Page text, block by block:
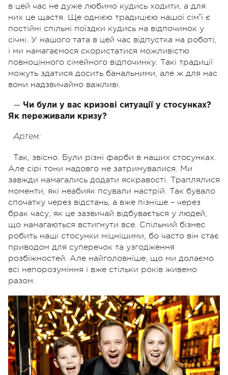
в цей час не дуже любимо кудись ходити, а для
них це щастя. Ще однією традицією нашої сімʼї є
постійні спільні поїздки кудись на відпочинок у
січні. У нашого тата в цей час відпустка на роботі,
і ми намагаємося скористатися можливістю
повноцінного сімейного відпочинку. Такі традиції
можуть здатися досить банальними, але ж для нас
вони надзвичайно важливі.
— Чи були у вас кризові ситуації у стосунках?
Як переживали кризу?
Артем:
Так, звісно. Були різні фарби в наших стосунках.
Але сірі тони надовго не затримувалися. Ми
завжди намагались додати яскравості. Траплялися
моменти, які неабияк псували настрій. Так бувало
спочатку через відстань, а вже пізніше – через
брак часу, як це зазвичай відбувається у людей,
що намагаються встигнути все. Спільний бізнес
робить наші стосунки міцнішими, бо часто він стає
приводом для суперечок та узгодження
розбіжностей. Але найголовніше, що ми долаємо
всі непорозуміння і вже стільки років живемо
разом.